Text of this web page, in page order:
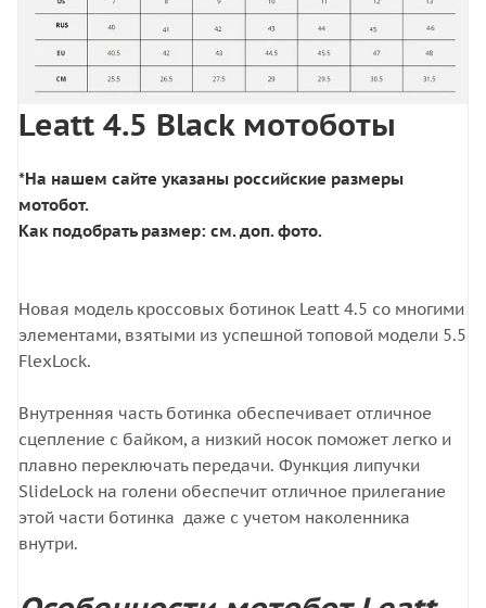
Leatt 4.5 Black мотоботы
*На нашем сайте указаны российские размеры
мотобот.
Как подобрать размер: см. доп. фото.
Новая модель кроссовых ботинок Leatt 4.5 со многими
элементами, взятыми из успешной топовой модели 5.5
FlexLock.
Внутренняя часть ботинка обеспечивает отличное
сцепление с байком, а низкий носок поможет легко и
плавно переключать передачи. Функция липучки
SlideLock на голени обеспечит отличное прилегание
этой части ботинка даже с учетом наколенника
внутри.